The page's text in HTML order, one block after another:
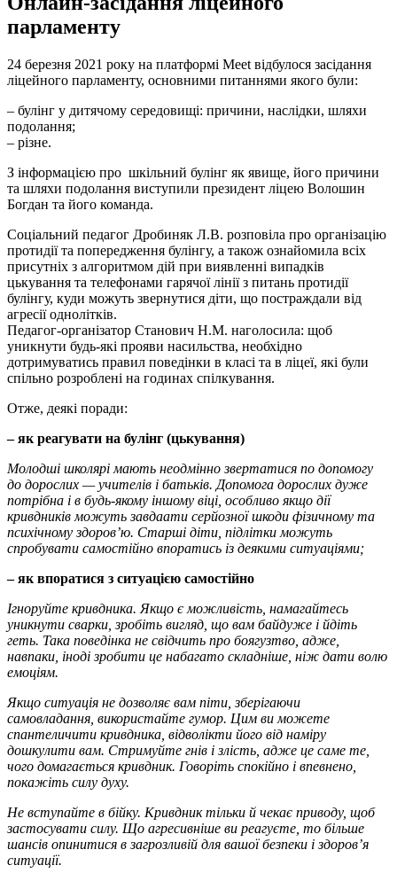
парламенту
24 березня 2021 року на платформі Meet відбулося засідання
ліцейного парламенту, основними питаннями якого були:
– булінг у дитячому середовищі: причини, наслідки, шляхи
подолання;
– різне.
З інформацією про шкільний булінг як явище, його причини
та шляхи подолання виступили президент ліцею Волошин
Богдан та його команда.
Соціальний педагог Дробиняк Л.В. розповіла про організацію
протидії та попередження булінгу, а також ознайомила всіх
присутніх з алгоритмом дій при виявленні випадків
цькування та телефонами гарячої лінії з питань протидії
булінгу, куди можуть звернутися діти, що постраждали від
агресії однолітків.
Педагог-організатор Станович Н.М. наголосила: щоб
уникнути будь-які прояви насильства, необхідно
дотримуватись правил поведінки в класі та в ліцеї, які були
спільно розроблені на годинах спілкування.
Отже, деякі поради:
– як реагувати на булінг (цькування)
Молодші школярі мають неодмінно звертатися по допомогу
до дорослих — учителів і батьків. Допомога дорослих дуже
потрібна і в будь-якому іншому віці, особливо якщо дії
кривдників можуть завдаати серйозної шкоди фізичному та
психічному здоров’ю. Старші діти, підлітки можуть
спробувати самостійно впоратись із деякими ситуаціями;
– як впоратися з ситуацією самостійно
Ігноруйте кривдника. Якщо є можливість, намагайтесь
уникнути сварки, зробіть вигляд, що вам байдуже і йдіть
геть. Така поведінка не свідчить про боягузтво, адже,
навпаки, іноді зробити це набагато складніше, ніж дати волю
емоціям.
Якщо ситуація не дозволяє вам піти, зберігаючи
самовладання, використайте гумор. Цим ви можете
спантеличити кривдника, відволікти його від наміру
дошкулити вам. Стримуйте гнів і злість, адже це саме те,
чого домагається кривдник. Говоріть спокійно і впевнено,
покажіть силу духу.
Не вступайте в бійку. Кривдник тільки й чекає приводу, щоб
застосувати силу. Що агресивніше ви реагуєте, то більше
шансів опинитися в загрозливій для вашої безпеки і здоров’я
ситуації.